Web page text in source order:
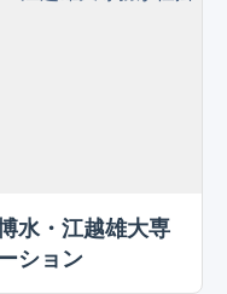
水・江越雄大専
ション